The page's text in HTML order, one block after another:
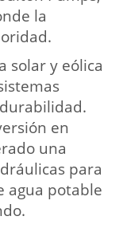
la
solar y eólica
en
una
para
agua potable